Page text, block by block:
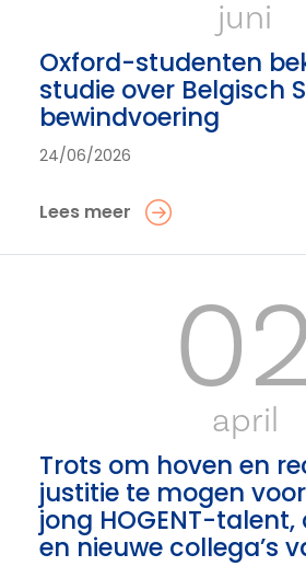
juni
Oxford-studenten
studie over Belgisch
bewindvoering
24/06/2026
Lees meer
april
Trots om hoven en
justitie te mogen
jong HOGENT-
en nieuwe collega’s